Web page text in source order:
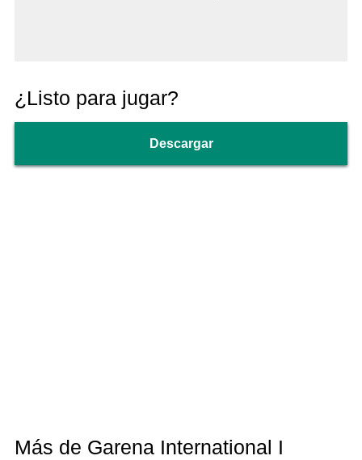
¿Listo para jugar?
Descargar
Más de Garena International I